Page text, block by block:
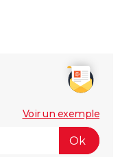
Voir un exemple